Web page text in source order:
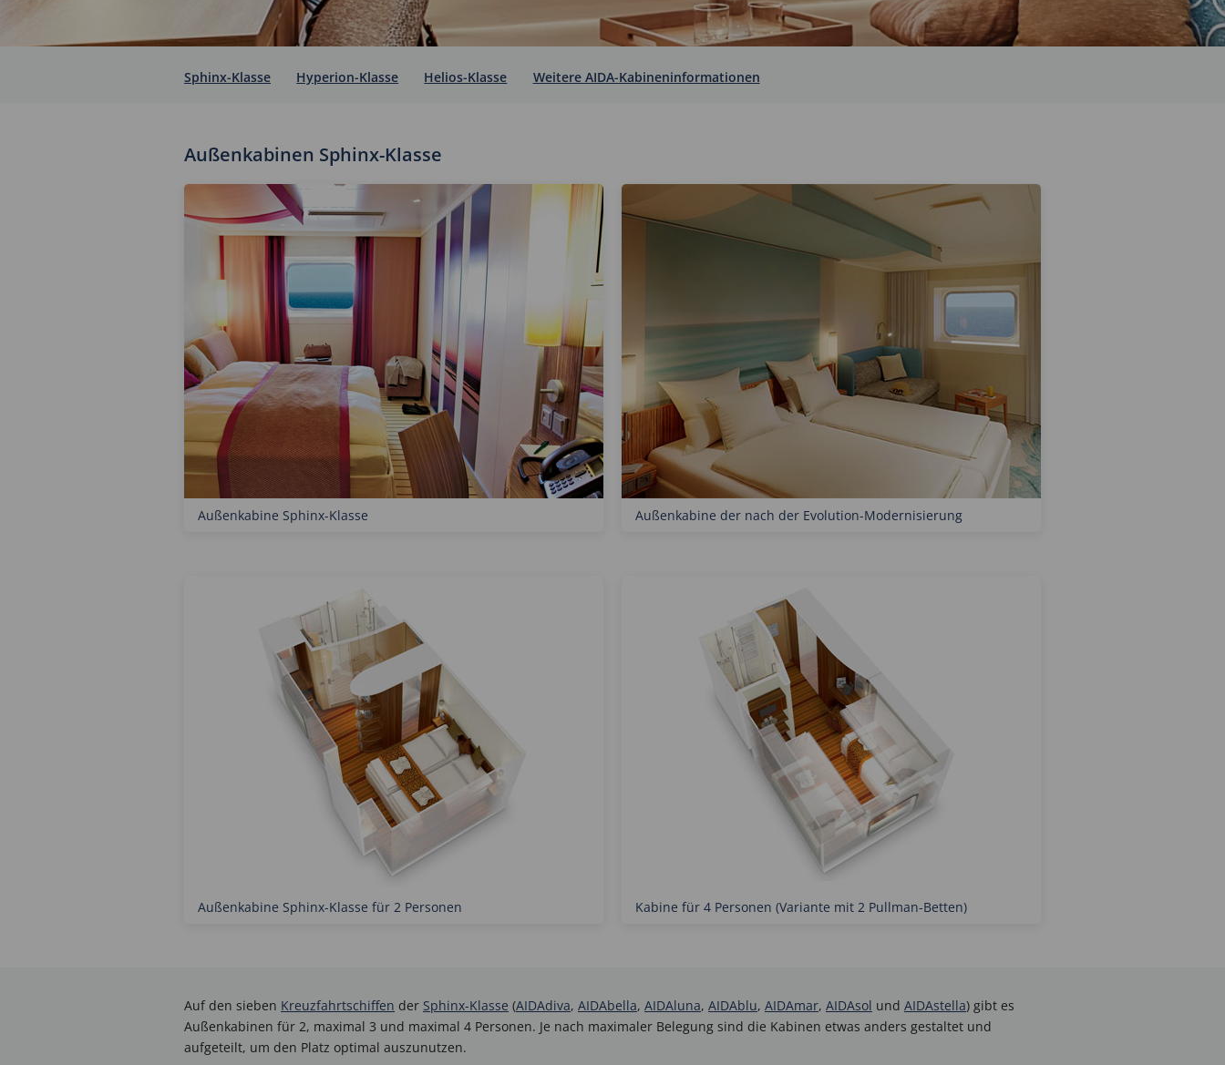
Sphinx-Klasse Hyperion-Klasse Helios-Klasse Weitere AIDA-Kabineninformationen
Außenkabinen Sphinx-Klasse
Außenkabine Sphinx-Klasse Außenkabine der nach der Evolution-Modernisierung
Außenkabine Sphinx-Klasse für 2 Personen Kabine für 4 Personen (Variante mit 2 Pullman-Betten)
Auf den sieben Kreuzfahrtschiffen der Sphinx-Klasse (AIDAdiva, AIDAbella, AIDAluna, AIDAblu, AIDAmar, AIDAsol und AIDAstella) gibt es
Außenkabinen für 2, maximal 3 und maximal 4 Personen. Je nach maximaler Belegung sind die Kabinen etwas anders gestaltet und
aufgeteilt, um den Platz optimal auszunutzen.